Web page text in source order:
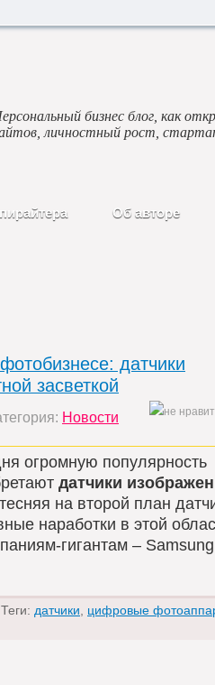
датчики
засветкой
Новости
огромную популярность
датчики
на второй план
наработки в этой
гигантам –
Теги: датчики цифровые
бизнес блог, как
личностный рост,
Об авторе